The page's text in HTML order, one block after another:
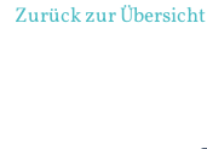
Zurück zur Übersicht